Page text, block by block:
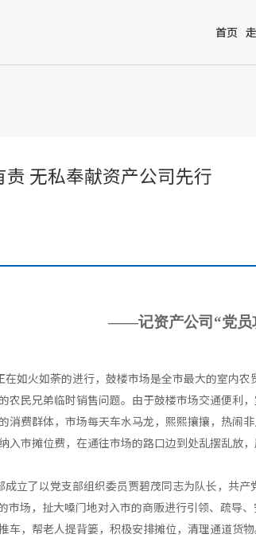
首页
无私奉献资产公司先行
——记资产公司“党员
如火如荼的进行，鼓楼市场是全市最大的室内
农民兄弟临时销售问题。由于鼓楼市场交通便利
消费群体，市场每天车水马龙，熙熙攘攘，热闹
入市摊位费，在通往市场的路口边到处乱摆乱放
成立了以党支部组织委员贾碧茂同志为队长，共
场，扯大嗓门地对入市的商贩进行引领、疏导
车，帮老人提背篓，积极安排摊位，清理通道货